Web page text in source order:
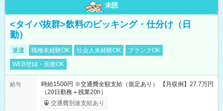
未読
<タイパ抜群>飲料のピッキング・仕分け（日
勤）
派遣 職種未経験OK 社会人未経験OK
ブランクOK
WEB登録・面接OK
給与
時給1500円 ※交通費全額支給（規定あり） 【月収例】27.7万円
（20日勤務＋残業20h）
交通費別途支給あり